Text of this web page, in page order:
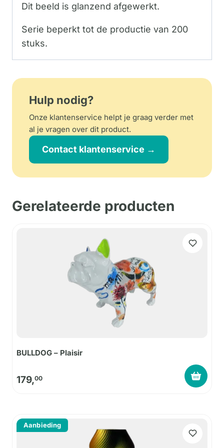
Dit beeld is glanzend afgewerkt.
Serie beperkt tot de productie van 200
stuks.
Hulp nodig?
Onze klantenservice helpt je graag verder met
al je vragen over dit product.
Contact klantenservice →
Gerelateerde producten
BULLDOG – Plaisir
179,00
Aanbieding